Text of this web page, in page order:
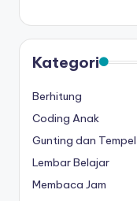
Kategori
Berhitung
Coding Anak
Gunting dan Tempel
Lembar Belajar
Membaca Jam